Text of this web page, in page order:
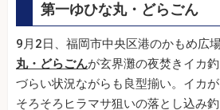
第一ゆひな丸・どらごん
9月2日、福岡市中央区港のかもめ広場
丸・どらごんが玄界灘の夜焚きイカ
づらい状況ながらも良型揃い。イカが
そろそろヒラマサ狙いの落とし込み